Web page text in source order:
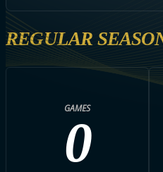
REGULAR
GAMES
0